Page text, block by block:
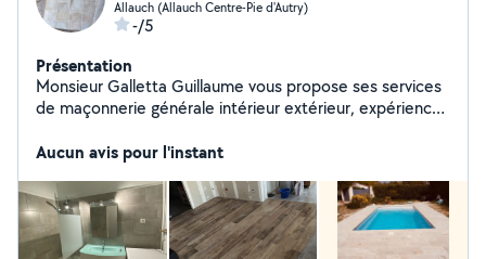
Allauch (Allauch Centre-Pie d'Autry)
-/5
Présentation
Monsieur Galletta Guillaume vous propose ses services
de maçonnerie générale intérieur extérieur, expérience
création et rénovation sur devis.
Aucun avis pour l'instant